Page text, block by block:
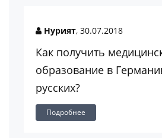
Нурият, 30.07.2018
Как получить
образование в
русских?
Подробнее